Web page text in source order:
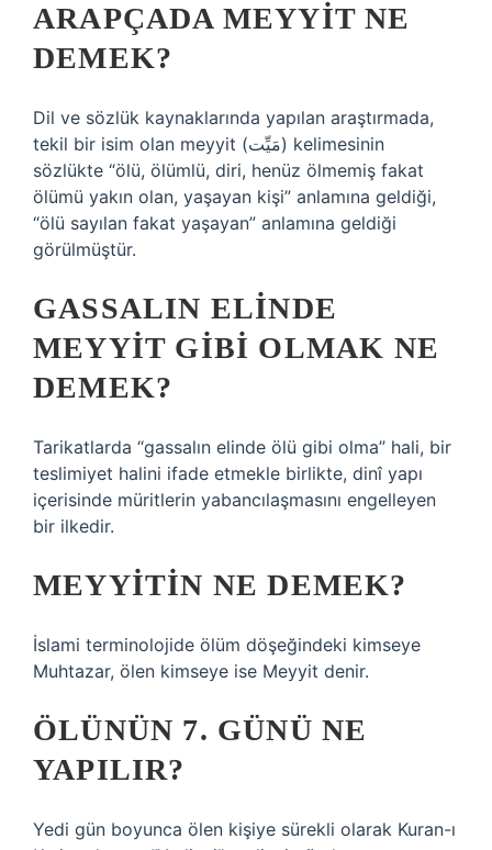
ARAPÇADA MEYYIT NE
DEMEK?
Dil ve sözlük kaynaklarında yapılan araştırmada,
tekil bir isim olan meyyit (مَيِّت) kelimesinin
sözlükte “ölü, ölümlü, diri, henüz ölmemiş fakat
ölümü yakın olan, yaşayan kişi” anlamına geldiği,
“ölü sayılan fakat yaşayan” anlamına geldiği
görülmüştür.
GASSALIN ELINDE
MEYYIT GIBI OLMAK NE
DEMEK?
Tarikatlarda “gassalın elinde ölü gibi olma” hali, bir
teslimiyet halini ifade etmekle birlikte, dinî yapı
içerisinde müritlerin yabancılaşmasını engelleyen
bir ilkedir.
MEYYITIN NE DEMEK?
İslami terminolojide ölüm döşeğindeki kimseye
Muhtazar, ölen kimseye ise Meyyit denir.
ÖLÜNÜN 7. GÜNÜ NE
YAPILIR?
Yedi gün boyunca ölen kişiye sürekli olarak Kuran-ı